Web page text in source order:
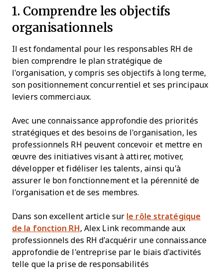
1. Comprendre les objectifs
organisationnels
Il est fondamental pour les responsables RH de
bien comprendre le plan stratégique de
l'organisation, y compris ses objectifs à long terme,
son positionnement concurrentiel et ses principaux
leviers commerciaux.
Avec une connaissance approfondie des priorités
stratégiques et des besoins de l'organisation, les
professionnels RH peuvent concevoir et mettre en
œuvre des initiatives visant à attirer, motiver,
développer et fidéliser les talents, ainsi qu'à
assurer le bon fonctionnement et la pérennité de
l'organisation et de ses membres.
Dans son excellent article sur le rôle stratégique
de la fonction RH , Alex Link recommande aux
professionnels des RH d'acquérir une connaissance
approfondie de l'entreprise par le biais d'activités
telle que la prise de responsabilités